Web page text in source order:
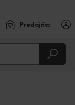
Predajňa: